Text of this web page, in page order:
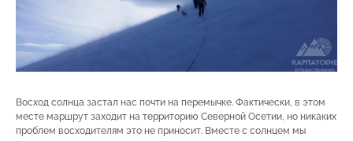
Восход солнца застал нас почти на перемычке. Фактически, в этом
месте маршрут заходит на территорию Северной Осетии, но никаких
проблем восходителям это не приносит. Вместе с солнцем мы